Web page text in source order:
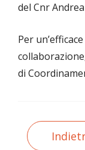
del Cnr
Per
di